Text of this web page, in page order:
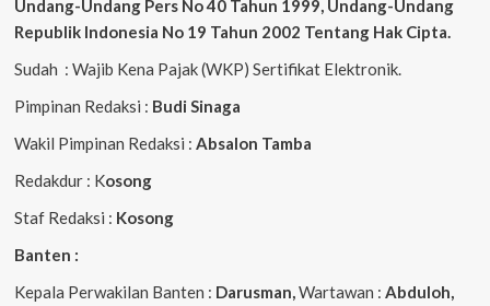
Undang-Undang Pers No 40 Tahun 1999, Undang-Undang
Republik Indonesia No 19 Tahun 2002 Tentang Hak Cipta.
Sudah : Wajib Kena Pajak (WKP) Sertifikat Elektronik.
Pimpinan Redaksi : Budi Sinaga
Wakil Pimpinan Redaksi : Absalon Tamba
Redakdur : Kosong
Staf Redaksi : Kosong
Banten :
Kepala Perwakilan Banten : Darusman,Wartawan : Abduloh,